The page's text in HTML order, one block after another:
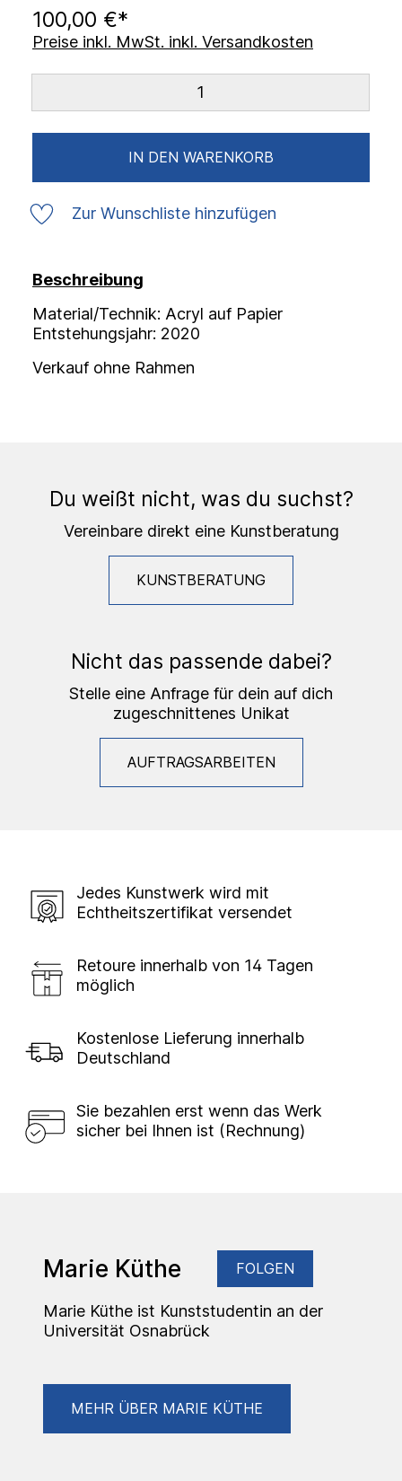
100,00 €*
Preise inkl. MwSt. inkl. Versandkosten
IN DEN WARENKORB
Zur Wunschliste hinzufügen
Beschreibung
Material/Technik: Acryl auf Papier
Entstehungsjahr: 2020
Verkauf ohne Rahmen
Du weißt nicht, was du suchst?
Vereinbare direkt eine Kunstberatung
KUNSTBERATUNG
Nicht das passende dabei?
Stelle eine Anfrage für dein auf dich
zugeschnittenes Unikat
AUFTRAGSARBEITEN
Jedes Kunstwerk wird mit
Echtheitszertifikat versendet
Retoure innerhalb von 14 Tagen
möglich
Kostenlose Lieferung innerhalb
Deutschland
Sie bezahlen erst wenn das Werk
sicher bei Ihnen ist (Rechnung)
Marie Küthe FOLGEN
Marie Küthe ist Kunststudentin an der
Universität Osnabrück
MEHR ÜBER MARIE KÜTHE